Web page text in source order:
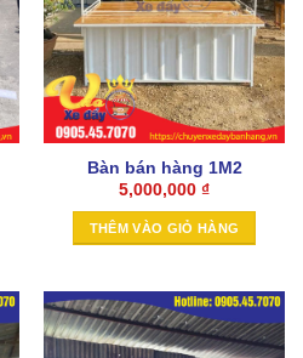
Bàn bán hàng 1M2
5,000,000 ₫
THÊM VÀO GIỎ HÀNG